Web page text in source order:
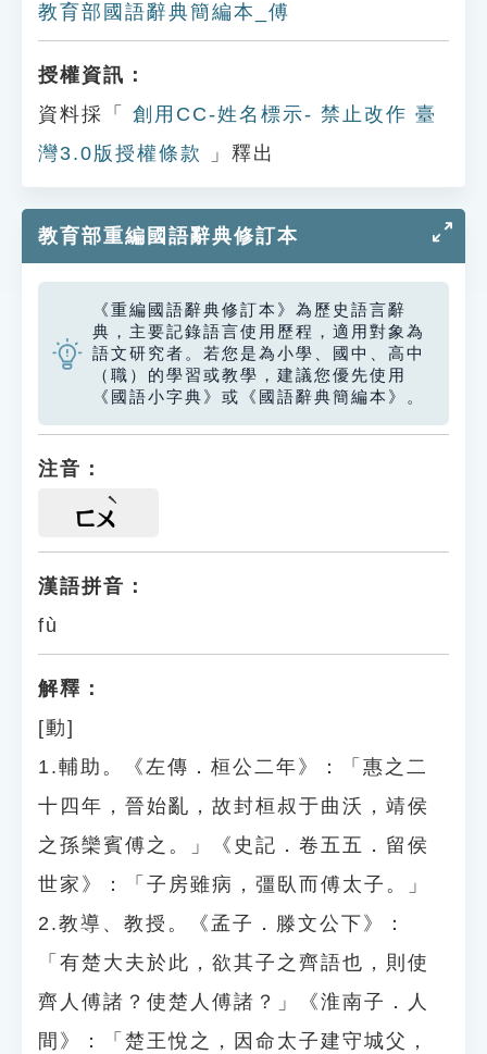
教育部國語辭典簡編本_傅
授權資訊：
資料採「
創用CC-姓名標示- 禁止改作 臺
灣3.0版授權條款
」釋出
教育部重編國語辭典修訂本
《重編國語辭典修訂本》為歷史語言辭
典，主要記錄語言使用歷程，適用對象為
語文研究者。若您是為小學、國中、高中
（職）的學習或教學，建議您優先使用
《國語小字典》或《國語辭典簡編本》。
注音：
ㄈㄨ
漢語拼音：
fù
解釋：
[動]
1.輔助。《左傳．桓公二年》：「惠之二
十四年，晉始亂，故封桓叔于曲沃，靖侯
之孫欒賓傅之。」《史記．卷五五．留侯
世家》：「子房雖病，彊臥而傅太子。」
2.教導、教授。《孟子．滕文公下》：
「有楚大夫於此，欲其子之齊語也，則使
齊人傅諸？使楚人傅諸？」《淮南子．人
間》：「楚王悅之，因命太子建守城父，